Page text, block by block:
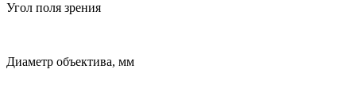
Угол поля зрения
Диаметр объектива, мм